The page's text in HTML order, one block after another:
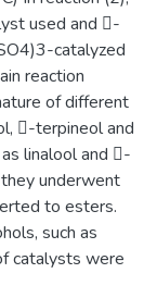
used and -
catalyzed
reaction
of different
-terpineol and
linalool and -
underwent
to esters.
such as
catalysts were